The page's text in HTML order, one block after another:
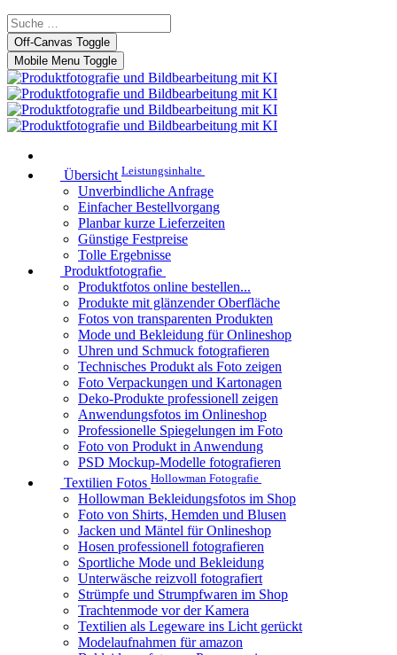
Off-Canvas Toggle
Mobile Menu Toggle
Übersicht Leistungsinhalte
Unverbindliche Anfrage
Einfacher Bestellvorgang
Planbar kurze Lieferzeiten
Günstige Festpreise
Tolle Ergebnisse
Produktfotografie
Produktfotos online bestellen...
Produkte mit glänzender Oberfläche
Fotos von transparenten Produkten
Mode und Bekleidung für Onlineshop
Uhren und Schmuck fotografieren
Technisches Produkt als Foto zeigen
Foto Verpackungen und Kartonagen
Deko-Produkte professionell zeigen
Anwendungsfotos im Onlineshop
Professionelle Spiegelungen im Foto
Foto von Produkt in Anwendung
PSD Mockup-Modelle fotografieren
Textilien Fotos Hollowman Fotografie
Hollowman Bekleidungsfotos im Shop
Foto von Shirts, Hemden und Blusen
Jacken und Mäntel für Onlineshop
Hosen professionell fotografieren
Sportliche Mode und Bekleidung
Unterwäsche reizvoll fotografiert
Strümpfe und Strumpfwaren im Shop
Trachtenmode vor der Kamera
Textilien als Legeware ins Licht gerückt
Modelaufnahmen für amazon